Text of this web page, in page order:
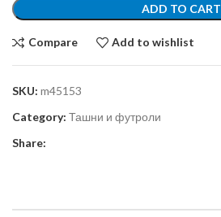
ADD TO CART
Compare Add to wishlist
SKU: m45153
Category: Ташни и футроли
Share: